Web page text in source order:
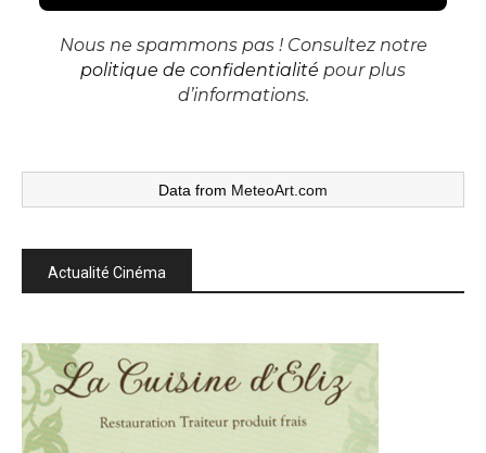
Nous ne spammons pas ! Consultez notre
politique de confidentialité pour plus
d’informations.
Data from MeteoArt.com
Actualité Cinéma